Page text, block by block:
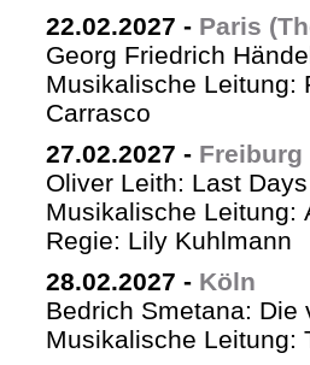
22.02.2027 - Paris
Georg Friedrich
Musikalische Leitung:
Carrasco
27.02.2027 - Freiburg
Oliver Leith: Last
Musikalische Leitung:
Regie: Lily Kuhlmann
28.02.2027 - Köln
Bedrich Smetana: Die
Musikalische Leitung: